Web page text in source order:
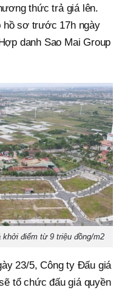
thức trả giá lên.
hồ sơ trước 17h ngày
danh Sao Mai Group
điểm từ 9 triệu đồng/m2
23/5, Công ty Đấu giá
tổ chức đấu giá quyền